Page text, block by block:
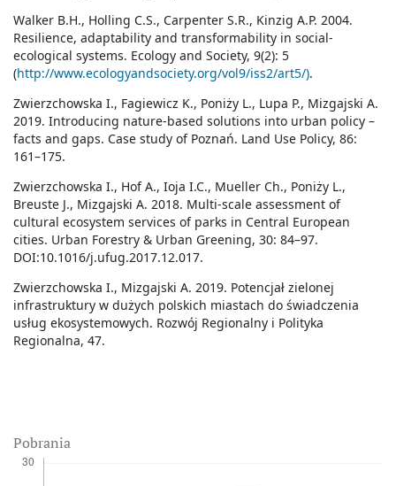
Pobrania
Walker B.H., Holling C.S., Carpenter S.R., Kinzig A.P. 2004.
Resilience, adaptability and transformability in social-
ecological systems. Ecology and Society, 9(2): 5
(http://www.ecologyandsociety.org/vol9/iss2/art5/).
Zwierzchowska I., Fagiewicz K., Poniży L., Lupa P., Mizgajski A.
2019. Introducing nature-based solutions into urban policy –
facts and gaps. Case study of Poznań. Land Use Policy, 86:
161–175.
Zwierzchowska I., Hof A., Ioja I.C., Mueller Ch., Poniży L.,
Breuste J., Mizgajski A. 2018. Multi-scale assessment of
cultural ecosystem services of parks in Central European
cities. Urban Forestry & Urban Greening, 30: 84–97.
DOI:10.1016/j.ufug.2017.12.017.
Zwierzchowska I., Mizgajski A. 2019. Potencjał zielonej
infrastruktury w dużych polskich miastach do świadczenia
usług ekosystemowych. Rozwój Regionalny i Polityka
Regionalna, 47.